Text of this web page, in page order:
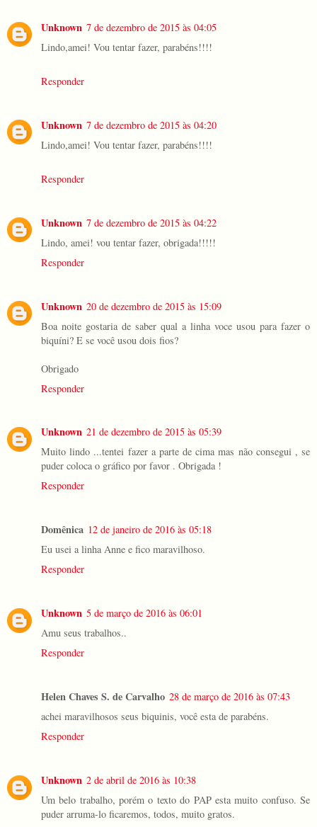
Unknown 7 de dezembro de 2015 às 04:05
Lindo,amei! Vou tentar fazer, parabéns!!!!
Responder
Unknown 7 de dezembro de 2015 às 04:20
Lindo,amei! Vou tentar fazer, parabéns!!!!
Responder
Unknown 7 de dezembro de 2015 às 04:22
Lindo, amei! vou tentar fazer, obrigada!!!!!
Responder
Unknown 20 de dezembro de 2015 às 15:09
Boa noite gostaria de saber qual a linha voce usou para fazer o
biquíni? E se você usou dois fios?
Obrigado
Responder
Unknown 21 de dezembro de 2015 às 05:39
Muito lindo ...tentei fazer a parte de cima mas não consegui , se
puder coloca o gráfico por favor . Obrigada !
Responder
Domênica 12 de janeiro de 2016 às 05:18
Eu usei a linha Anne e fico maravilhoso.
Responder
Unknown 5 de março de 2016 às 06:01
Amu seus trabalhos..
Responder
Helen Chaves S. de Carvalho 28 de março de 2016 às 07:43
achei maravilhosos seus biquinis, você esta de parabéns.
Responder
Unknown 2 de abril de 2016 às 10:38
Um belo trabalho, porém o texto do PAP esta muito confuso. Se
puder arruma-lo ficaremos, todos, muito gratos.